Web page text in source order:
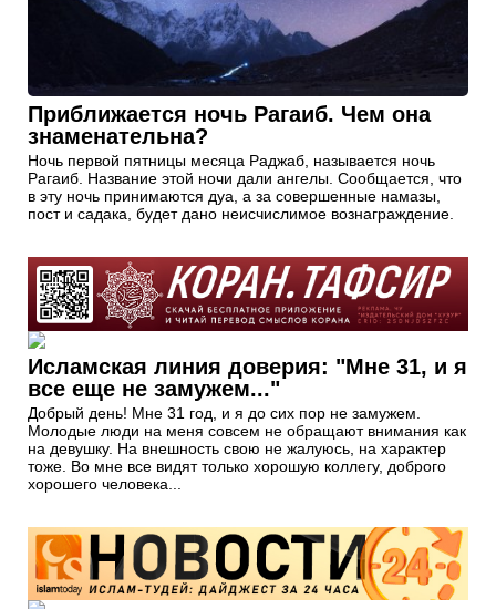
Приближается ночь Рагаиб. Чем она
знаменательна?
Ночь первой пятницы месяца Раджаб, называется ночь
Рагаиб. Название этой ночи дали ангелы. Сообщается, что
в эту ночь принимаются дуа, а за совершенные намазы,
пост и садака, будет дано неисчислимое вознаграждение.
Исламская линия доверия: "Мне 31, и я
все еще не замужем..."
Добрый день! Мне 31 год, и я до сих пор не замужем.
Молодые люди на меня совсем не обращают внимания как
на девушку. На внешность свою не жалуюсь, на характер
тоже. Во мне все видят только хорошую коллегу, доброго
хорошего человека...